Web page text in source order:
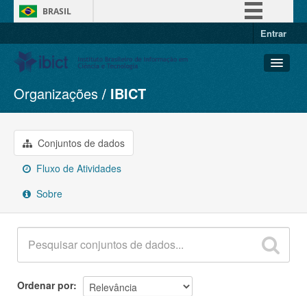
BRASIL
Entrar
Conjuntos de dados
Organizações
Grupos
Sobre
Organizações IBICT
Conjuntos de dados
Fluxo de Atividades
Sobre
Ordenar por